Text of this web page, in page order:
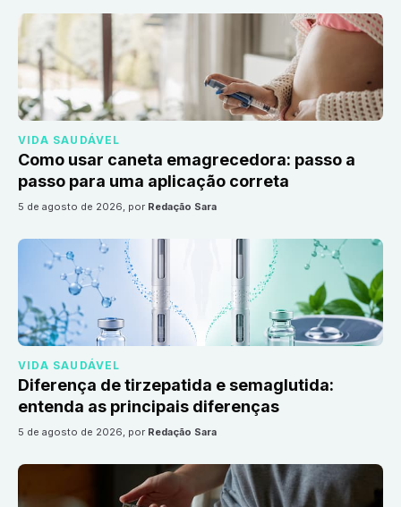
VIDA SAUDÁVEL
Como usar caneta emagrecedora: passo a
passo para uma aplicação correta
5 de agosto de 2026, por Redação Sara
VIDA SAUDÁVEL
Diferença de tirzepatida e semaglutida:
entenda as principais diferenças
5 de agosto de 2026, por Redação Sara